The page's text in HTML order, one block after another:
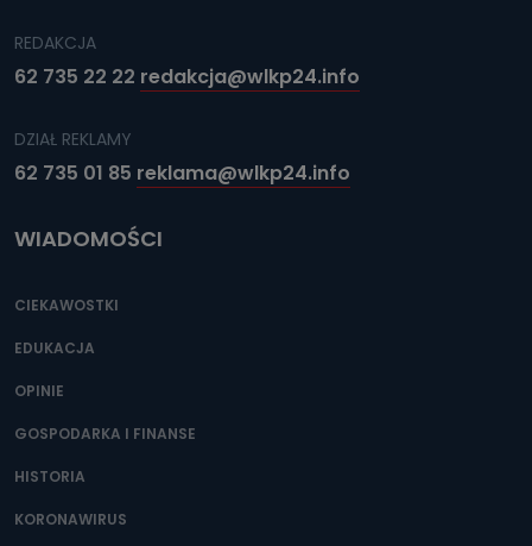
REDAKCJA
62 735 22 22 redakcja@wlkp24.info
DZIAŁ REKLAMY
62 735 01 85 reklama@wlkp24.info
WIADOMOŚCI
CIEKAWOSTKI
EDUKACJA
OPINIE
GOSPODARKA I FINANSE
HISTORIA
KORONAWIRUS